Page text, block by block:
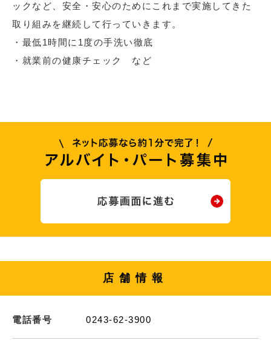
ックなど、安全・安心のためにこれまで実施してきた
取り組みを継続して行っていきます。
・最低1時間に1度の手洗い徹底
・就業前の健康チェック など
店舗情報
電話番号 0243-62-3900